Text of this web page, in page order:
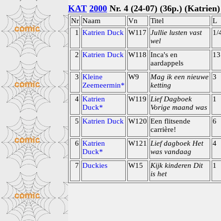
KAT 2000 Nr. 4 (24-07) (36p.) (Katrien)
Nr Naam Vn Titel
L
1
Katrien Duck W117 Jullie lusten vast
wel
1/
2 Katrien Duck W118 Inca's en
aardappels
13
3 Kleine
Zeemeermin*
W9
Mag ik een nieuwe
ketting
3
4 Katrien
Duck*
W119
Lief Dagboek
Vorige maand was
1
5 Katrien Duck W120 Een flitsende
carrière!
6
6 Katrien
Duck*
W121
Lief dagboek Het
was vandaag
4
7 Duckies W15
Kijk kinderen Dit
is het
1